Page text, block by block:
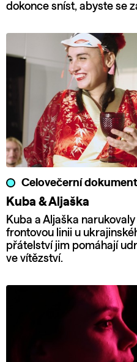
dokonce sníst, abyste se
Celovečerní dokument
Kuba & Aljaška
Kuba a Aljaška
frontovou linii u
přátelství jim pomáhají
ve vítězství.